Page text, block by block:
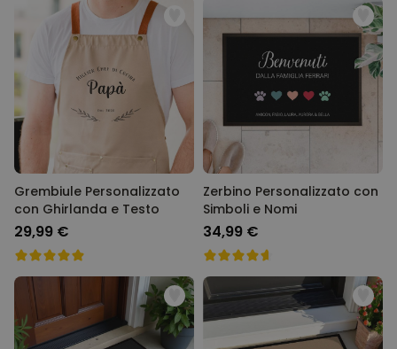
Grembiule Personalizzato
con Ghirlanda e Testo
29,99 €
Zerbino Personalizzato con
Simboli e Nomi
34,99 €